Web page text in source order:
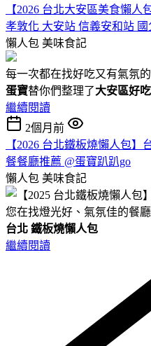
【2026 台北大安區美食懶
孝敦化 大安站 信義安和站
懶人包 美味食記
每一次都在找好吃又有氣氛
蛋寶替你們整理了大安區好
繼續閱讀
2個月前
【2026 台北鐵板燒懶人包
餐餐廳推薦 @蛋寶趴趴go
懶人包 美味食記
您在找燈光好、氣氛佳的餐廳
台北 鐵板燒懶人包
繼續閱讀